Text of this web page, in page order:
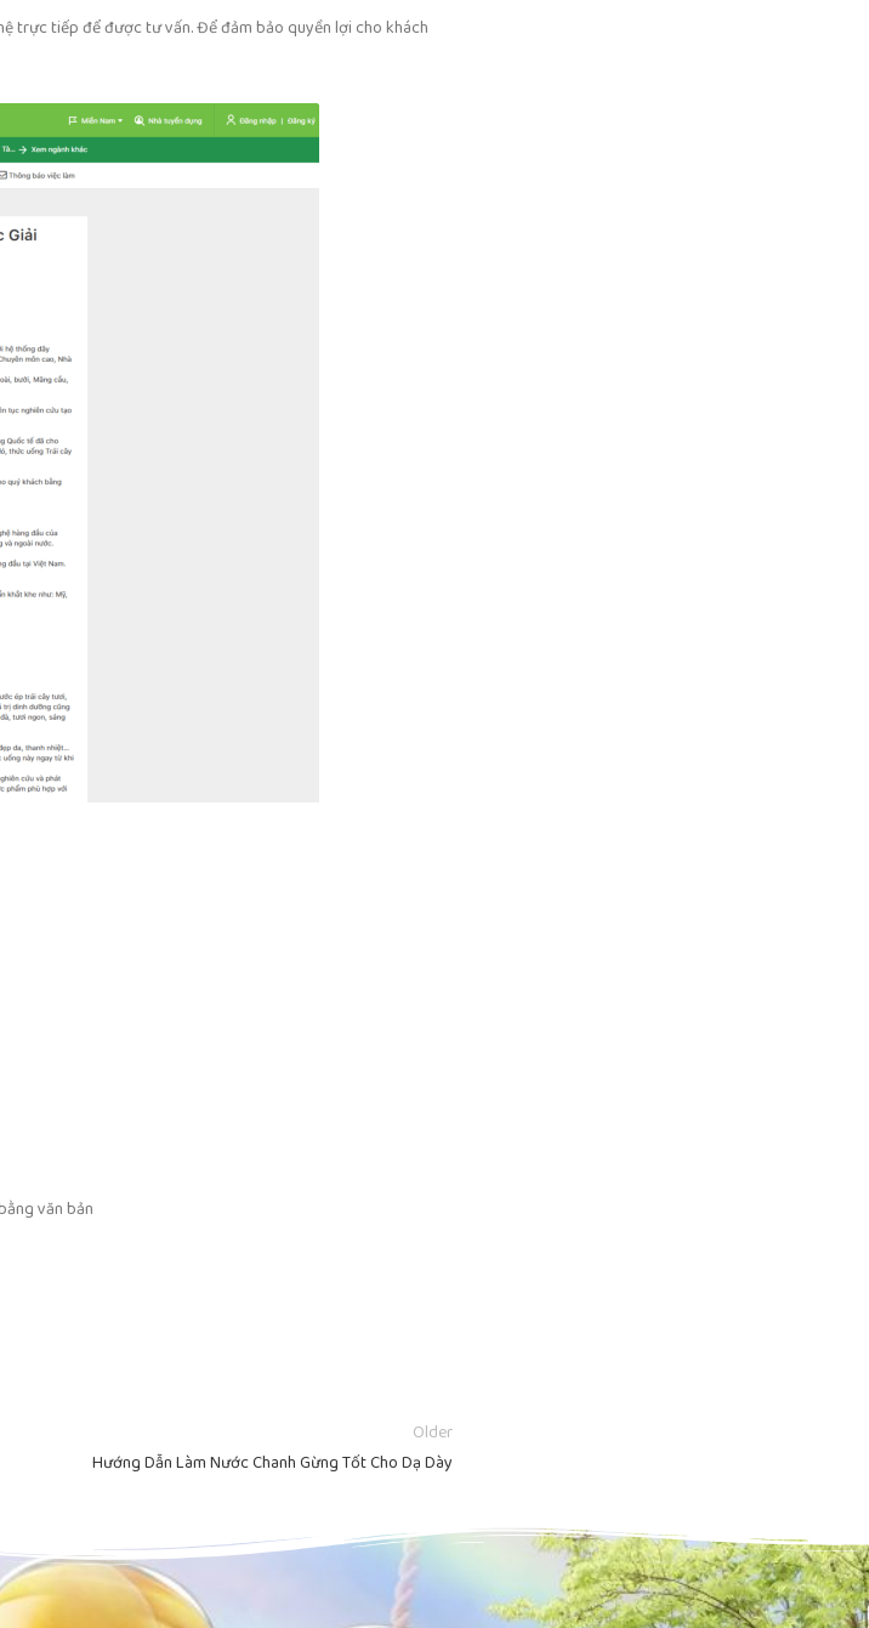
trực tiếp để được tư vấn. Để đảm bảo quyền lợi cho khách
văn bản
Older
Hướng Dẫn Làm Nước Chanh Gừng Tốt Cho Dạ Dày